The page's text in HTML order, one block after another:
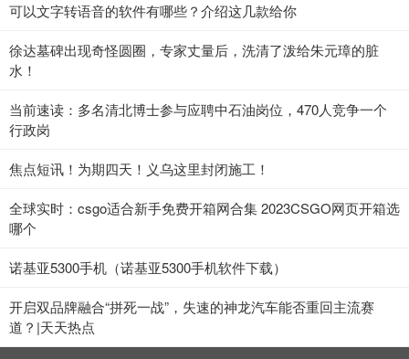
可以文字转语音的软件有哪些？介绍这几款给你
徐达墓碑出现奇怪圆圈，专家丈量后，洗清了泼给朱元璋的脏
水！
当前速读：多名清北博士参与应聘中石油岗位，470人竞争一个
行政岗
焦点短讯！为期四天！义乌这里封闭施工！
全球实时：csgo适合新手免费开箱网合集 2023CSGO网页开箱选
哪个
诺基亚5300手机（诺基亚5300手机软件下载）
开启双品牌融合“拼死一战”，失速的神龙汽车能否重回主流赛
道？|天天热点